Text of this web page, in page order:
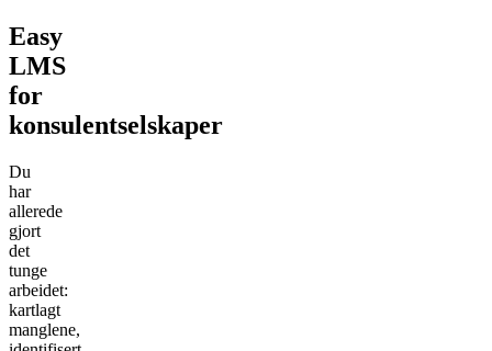
Easy
LMS
for
konsulentselskaper
Du
har
allerede
gjort
det
tunge
arbeidet:
kartlagt
manglene,